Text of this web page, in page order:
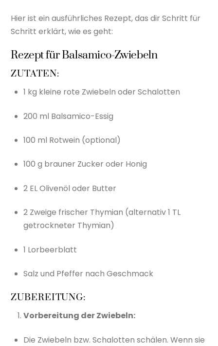
Hier ist ein ausführliches Rezept, das dir Schritt für
Schritt erklärt, wie es geht:
Rezept für Balsamico-Zwiebeln
ZUTATEN:
1 kg kleine rote Zwiebeln oder Schalotten
200 ml Balsamico-Essig
100 ml Rotwein (optional)
100 g brauner Zucker oder Honig
2 EL Olivenöl oder Butter
2 Zweige frischer Thymian (alternativ 1 TL
getrockneter Thymian)
1 Lorbeerblatt
Salz und Pfeffer nach Geschmack
ZUBEREITUNG:
Vorbereitung der Zwiebeln:
Die Zwiebeln bzw. Schalotten schälen. Wenn sie